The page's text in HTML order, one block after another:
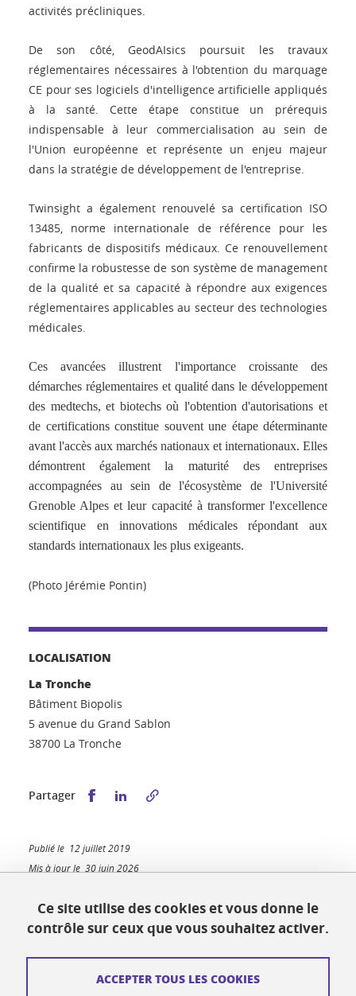
activités précliniques.
De son côté, GeodAIsics poursuit les travaux
réglementaires nécessaires à l'obtention du marquage
CE pour ses logiciels d'intelligence artificielle appliqués
à la santé. Cette étape constitue un prérequis
indispensable à leur commercialisation au sein de
l'Union européenne et représente un enjeu majeur
dans la stratégie de développement de l'entreprise.
Twinsight a également renouvelé sa certification ISO
13485, norme internationale de référence pour les
fabricants de dispositifs médicaux. Ce renouvellement
confirme la robustesse de son système de management
de la qualité et sa capacité à répondre aux exigences
réglementaires applicables au secteur des technologies
médicales.
Ces avancées illustrent l'importance croissante des
démarches réglementaires et qualité dans le développement
des medtechs, et biotechs où l'obtention d'autorisations et
de certifications constitue souvent une étape déterminante
avant l'accès aux marchés nationaux et internationaux. Elles
démontrent également la maturité des entreprises
accompagnées au sein de l'écosystème de l'Université
Grenoble Alpes et leur capacité à transformer l'excellence
scientifique en innovations médicales répondant aux
standards internationaux les plus exigeants.
(Photo Jérémie Pontin)
LOCALISATION
La Tronche
Bâtiment Biopolis
5 avenue du Grand Sablon
38700 La Tronche
Partager Partager sur Facebook
Partager sur LinkedIn
Publié le 12 juillet 2019
Mis à jour le 30 juin 2026
38700 La Tronche
Ce site utilise des cookies et vous donne le
contrôle sur ceux que vous souhaitez activer.
ACCEPTER TOUS LES COOKIES